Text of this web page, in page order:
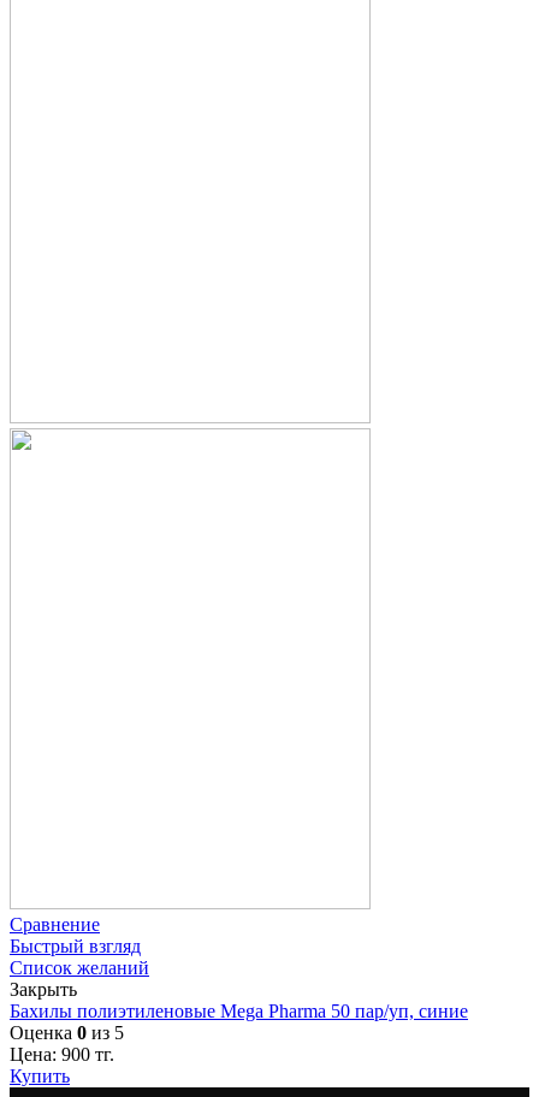
Сравнение
Быстрый взгляд
Список желаний
Закрыть
Бахилы полиэтиленовые Mega Pharma 50 пар/уп, синие
Оценка 0 из 5
Цена: 900 тг.
Купить